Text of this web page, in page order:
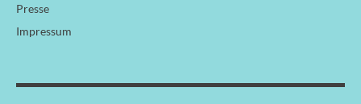
Presse
Impressum